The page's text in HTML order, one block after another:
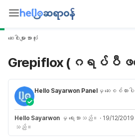
ဆေးဝါးများအားလုံး
Grepiflox (ဂရပ်ပီဖလ
Hello Sayarwon Panelမှ ဆေးစစ်ထား
Hello Sayarwon မှ ရေးသားသည်။ · 19/12/
သည်။